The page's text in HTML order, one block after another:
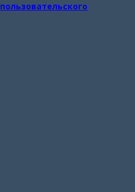
пользовательского